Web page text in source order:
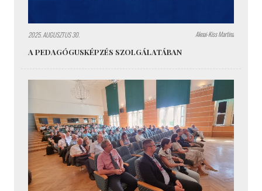
2025. AUGUSZTUS 30. Aknai-Kiss Martina
A PEDAGÓGUSKÉPZÉS SZOLGÁLATÁBAN